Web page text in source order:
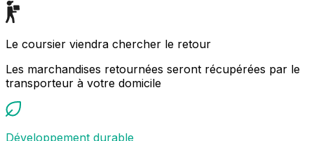
Le coursier viendra chercher le retour
Les marchandises retournées seront récupérées par le
transporteur à votre domicile
Développement durable